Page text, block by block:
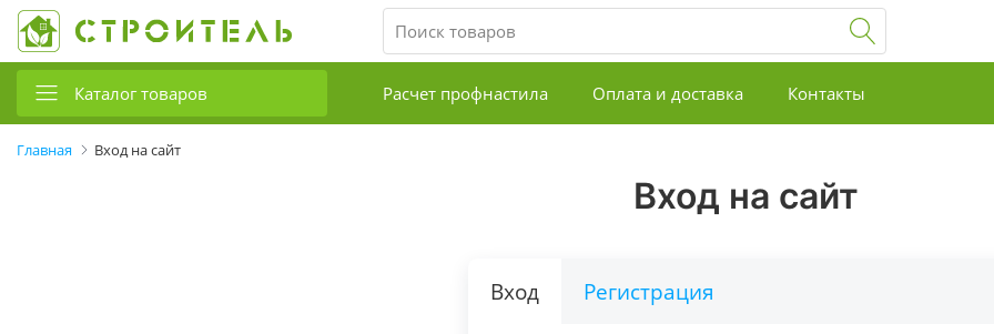
Каталог товаров Расчет профнастила Оплата и доставка Контакты
Главная Вход на сайт
Вход на сайт
Вход Регистрация